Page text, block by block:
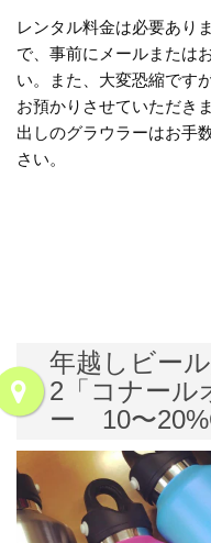
レンタル料金は必要あり
で、事前にメールまたは
い。また、大変恐縮です
お預かりさせていただき
出しのグラウラーはお手
さい。
年越しビー
2「コナール
ー 10〜